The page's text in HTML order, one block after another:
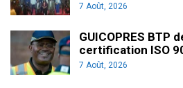
7 Août, 2026
GUICOPRES BTP
certification ISO
7 Août, 2026